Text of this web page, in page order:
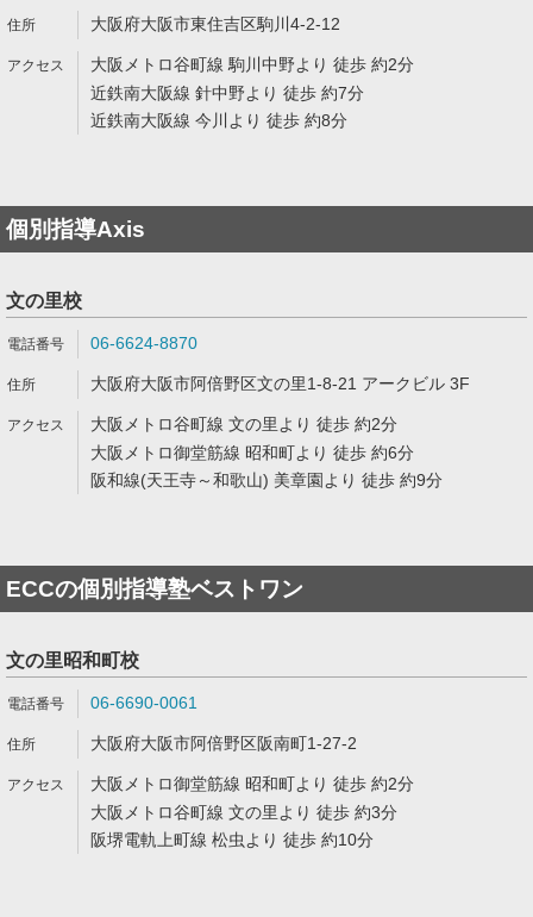
大阪府大阪市東住吉区駒川4-2-12
大阪メトロ谷町線 駒川中野より 徒歩 約2分
近鉄南大阪線 針中野より 徒歩 約7分
近鉄南大阪線 今川より 徒歩 約8分
個別指導Axis
文の里校
06-6624-8870
大阪府大阪市阿倍野区文の里1-8-21 アークビル 3F
大阪メトロ谷町線 文の里より 徒歩 約2分
大阪メトロ御堂筋線 昭和町より 徒歩 約6分
阪和線(天王寺～和歌山) 美章園より 徒歩 約9分
ECCの個別指導塾ベストワン
文の里昭和町校
06-6690-0061
大阪府大阪市阿倍野区阪南町1-27-2
大阪メトロ御堂筋線 昭和町より 徒歩 約2分
大阪メトロ谷町線 文の里より 徒歩 約3分
阪堺電軌上町線 松虫より 徒歩 約10分